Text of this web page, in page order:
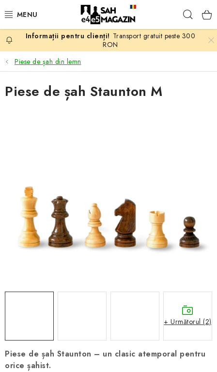
PROMOTII
ȘAH
PIESE DE ȘAH
ANTICARIAT
ȘAH ONLINE
MERCH ȘAH
Transport gratuit peste 300
RON
Piese de șah din lemn
Piese de șah Staunton – un clasic atemporal pentru
orice șahist.
Piese de șah Staunton M
+ Următorul (2)